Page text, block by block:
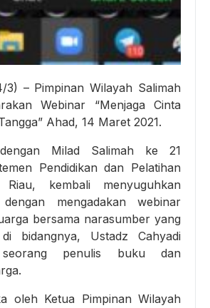
3) – Pimpinan Wilayah Salimah
Webinar “Menjaga Cinta
Ahad, 14 Maret 2021.
Milad Salimah ke 21
Pendidikan dan Pelatihan
kembali menyuguhkan
mengadakan webinar
bersama narasumber yang
bidangnya, Ustadz Cahyadi
seorang penulis buku dan
oleh Ketua Pimpinan Wilayah